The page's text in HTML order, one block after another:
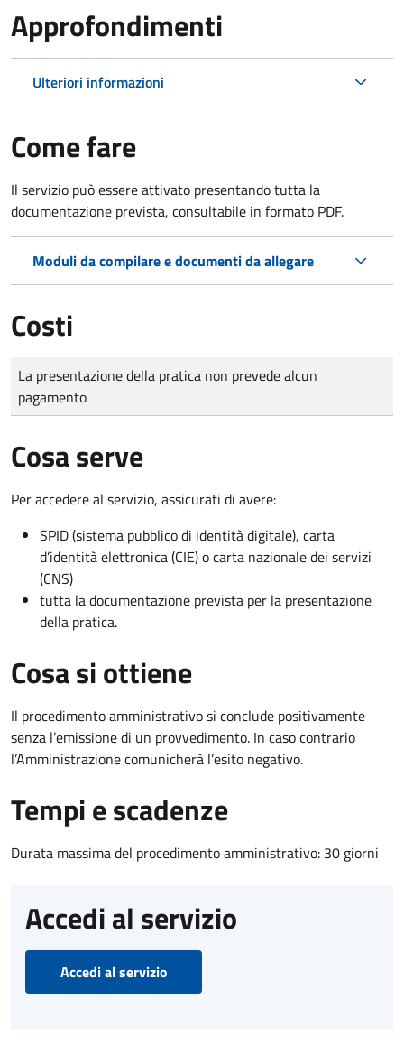
Approfondimenti
Ulteriori informazioni
Come fare
Il servizio può essere attivato presentando tutta la
documentazione prevista, consultabile in formato PDF.
Moduli da compilare e documenti da allegare
Costi
Tipo di pagamento
Importo
La presentazione della pratica non prevede alcun
pagamento
Cosa serve
Per accedere al servizio, assicurati di avere:
SPID (sistema pubblico di identità digitale), carta
d’identità elettronica (CIE) o carta nazionale dei servizi
(CNS)
tutta la documentazione prevista per la presentazione
della pratica.
Cosa si ottiene
Il procedimento amministrativo si conclude positivamente
senza l’emissione di un provvedimento. In caso contrario
l’Amministrazione comunicherà l’esito negativo.
Tempi e scadenze
Durata massima del procedimento amministrativo: 30 giorni
Accedi al servizio
Accedi al servizio